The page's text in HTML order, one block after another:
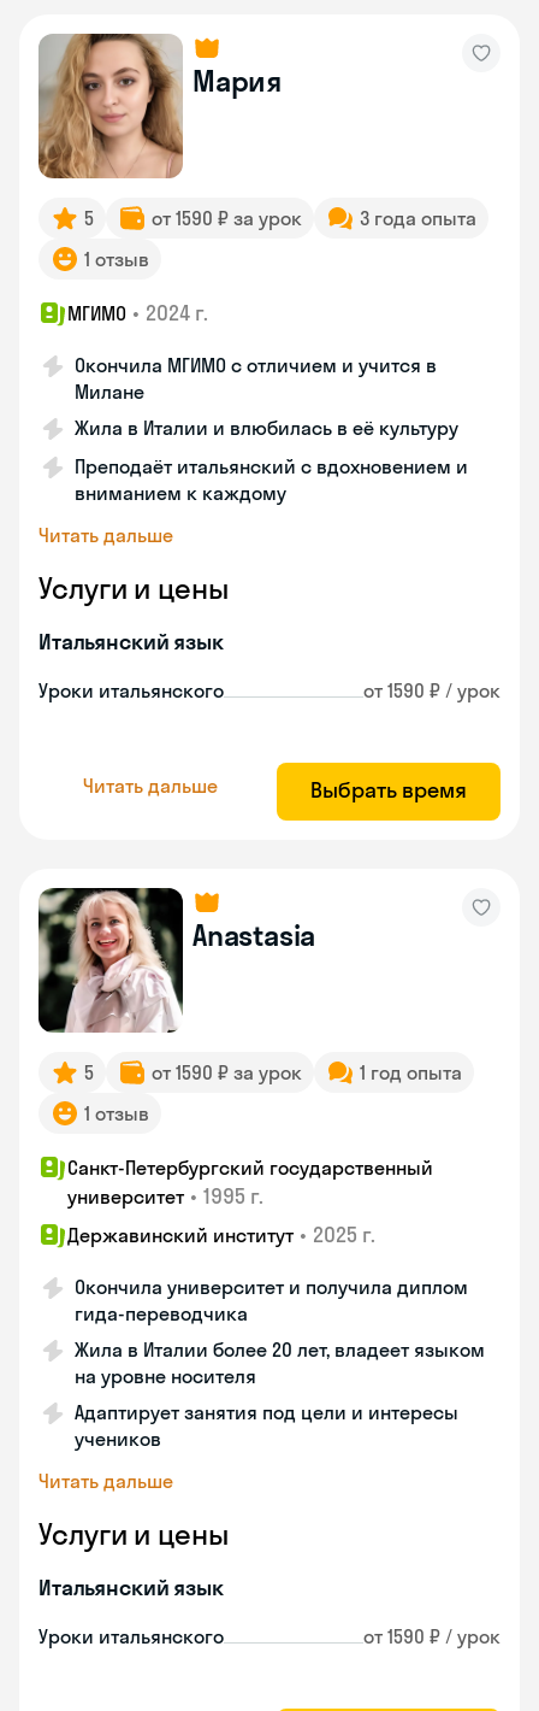
Мария
5 от 1590 ₽ за урок
3 года опыта
1 отзыв
МГИМО • 2024 г.
Окончила МГИМО с отличием и учится в
Милане
Жила в Италии и влюбилась в её культуру
Преподаёт итальянский с вдохновением и
вниманием к каждому
Читать дальше
Услуги и цены
Итальянский язык
Уроки итальянского от 1590 ₽ / урок
Читать дальше Выбрать время
Anastasia
5 от 1590 ₽ за урок
1 год опыта
1 отзыв
Санкт-Петербургский государственный
университет • 1995 г.
Державинский институт • 2025 г.
Окончила университет и получила диплом
гида-переводчика
Жила в Италии более 20 лет, владеет языком
на уровне носителя
Адаптирует занятия под цели и интересы
учеников
Читать дальше
Услуги и цены
Итальянский язык
Уроки итальянского от 1590 ₽ / урок